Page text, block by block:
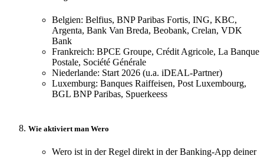
Belgien: Belfius, BNP Paribas Fortis, ING, KBC,
Argenta, Bank Van Breda, Beobank, Crelan, VDK
Bank
Frankreich: BPCE Groupe, Crédit Agricole, La Banque
Postale, Société Générale
Niederlande: Start 2026 (u.a. iDEAL-Partner)
Luxemburg: Banques Raiffeisen, Post Luxembourg,
BGL BNP Paribas, Spuerkeess
Wie aktiviert man Wero
Wero ist in der Regel direkt in der Banking-App deiner